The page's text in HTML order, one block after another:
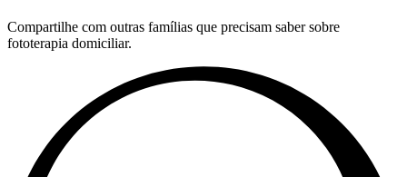
Compartilhe com outras famílias que precisam saber sobre
fototerapia domiciliar.